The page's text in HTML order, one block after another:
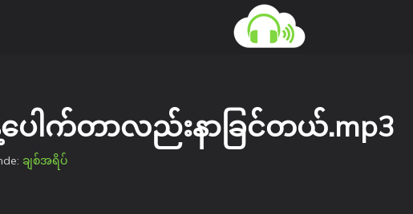
ပေါက်တာလည်းနာခြင်တယ်.mp3
ချစ်အရိပ်